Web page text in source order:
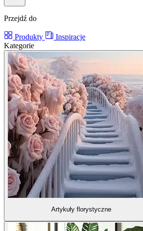
Przejdź do
Produkty
Inspiracje
Kategorie
Artykuły florystyczne